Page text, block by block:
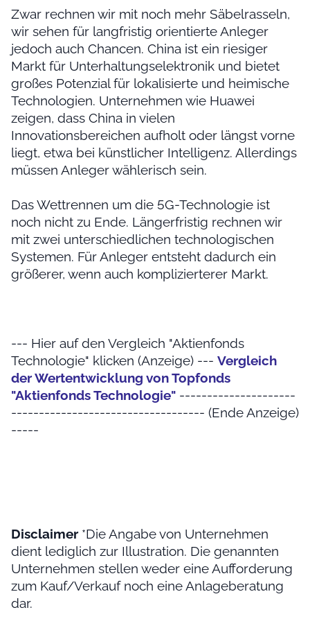
Zwar rechnen wir mit noch mehr Säbelrasseln,
wir sehen für langfristig orientierte Anleger
jedoch auch Chancen. China ist ein riesiger
Markt für Unterhaltungselektronik und bietet
großes Potenzial für lokalisierte und heimische
Technologien. Unternehmen wie Huawei
zeigen, dass China in vielen
Innovationsbereichen aufholt oder längst vorne
liegt, etwa bei künstlicher Intelligenz. Allerdings
müssen Anleger wählerisch sein.
Das Wettrennen um die 5G-Technologie ist
noch nicht zu Ende. Längerfristig rechnen wir
mit zwei unterschiedlichen technologischen
Systemen. Für Anleger entsteht dadurch ein
größerer, wenn auch komplizierterer Markt.
--- Hier auf den Vergleich "Aktienfonds
Technologie" klicken (Anzeige) --- Vergleich
der Wertentwicklung von Topfonds
"Aktienfonds Technologie" ---------------------
----------------------------------- (Ende Anzeige)
-----
Disclaimer *Die Angabe von Unternehmen
dient lediglich zur Illustration. Die genannten
Unternehmen stellen weder eine Aufforderung
zum Kauf/Verkauf noch eine Anlageberatung
dar.